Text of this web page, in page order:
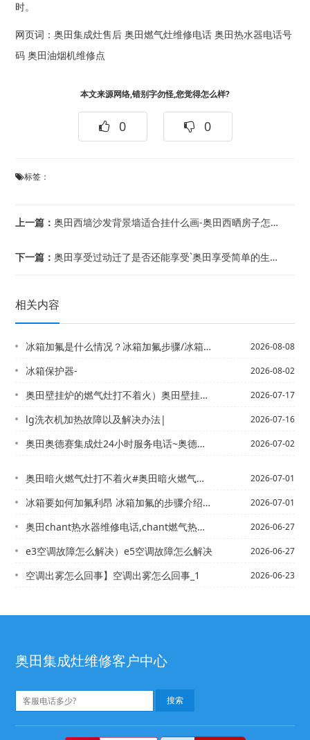
时。
网页词：奥田集成灶售后 奥田燃气灶维修电话 奥田热水器电话号
码 奥田油烟机维修点
本文来源网络,错别字勿怪,您觉得怎么样?
0 0
标签：
上一篇：奥田西墙沙发背景墙适合挂什么画-奥田西晒房子怎样装修隔热
下一篇：奥田享受过动迁了是否还能享受`奥田享受简单的生活 时尚夫妻12W打造100平米简...
相关内容
冰箱加氟是什么情况？冰箱加氟步骤/冰箱加氟需要注意什么 冰箱加氟的方法有哪些 2026-08-08
冰箱保护器- 2026-08-02
奥田壁挂炉的燃气灶打不着火）奥田壁挂炉和燃气灶都打不着火 2026-07-17
lg洗衣机加热故障以及解决办法| 2026-07-16
奥田奥德赛集成灶24小时服务电话~奥德天然气燃气灶打不着火 2026-07-02
奥田暗火燃气灶打不着火#奥田暗火燃气灶点不着火 2026-07-01
冰箱要如何加氟利昂 冰箱加氟的步骤介绍-冰箱一直工作不停机是什么原因 冰箱一直工... 2026-07-01
奥田chant热水器维修电话,chant燃气热水器说明书-cmhr燃气灶打不着火 2026-06-27
e3空调故障怎么解决）e5空调故障怎么解决 2026-06-27
空调出雾怎么回事】空调出雾怎么回事_1 2026-06-23
奥田集成灶维修客户中心